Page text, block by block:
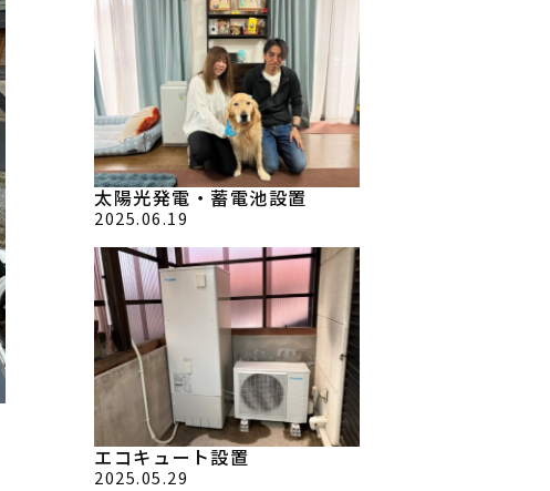
太陽光発電・蓄電池設置
2025.06.19
エコキュート設置
2025.05.29